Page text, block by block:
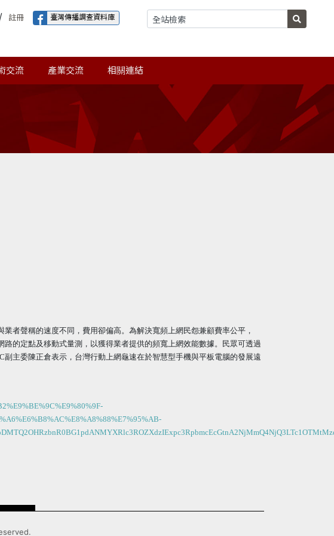
/ 註冊 臺灣傳播調查資料庫
交流 產業交流 相關連結
者聲稱的速度不同，費用卻偏高。為解決寬頻上網民怨兼顧費率公平，
的定點及移動式量測，以獲得業者提供的頻寬上網效能數據。民眾可透過
主委陳正倉表示，台灣行動上網龜速在於智慧型手機與平板電腦的發展遠